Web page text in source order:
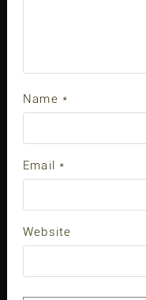
Name *
Email*
Website